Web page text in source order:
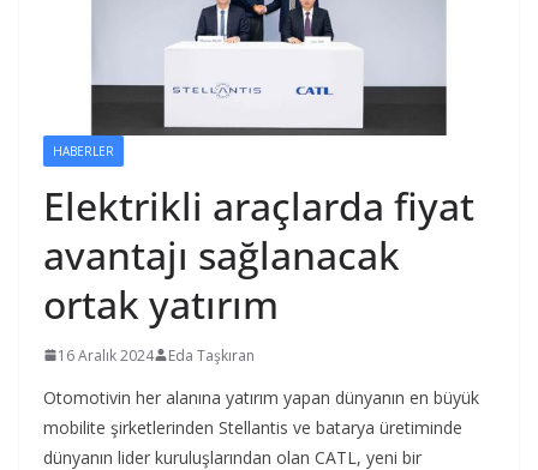
HABERLER
Elektrikli araçlarda fiyat
avantajı sağlanacak
ortak yatırım
16 Aralık 2024 Eda Taşkıran
Otomotivin her alanına yatırım yapan dünyanın en büyük
mobilite şirketlerinden Stellantis ve batarya üretiminde
dünyanın lider kuruluşlarından olan CATL, yeni bir